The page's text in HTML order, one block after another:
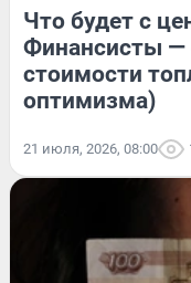
Что будет с
Финансисты —
стоимости
оптимизма)
21 июля, 2026, 08:00